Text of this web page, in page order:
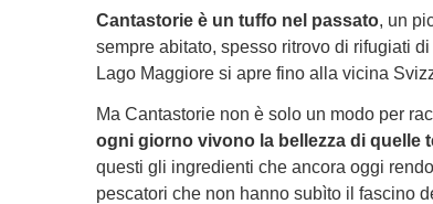
Cantastorie è un tuffo nel passato, un
sempre abitato, spesso ritrovo di rifugiati
Lago Maggiore si apre fino alla vicina
Ma Cantastorie non è solo un modo per
ogni giorno vivono la bellezza di quelle
questi gli ingredienti che ancora oggi
pescatori che non hanno subìto il fascino